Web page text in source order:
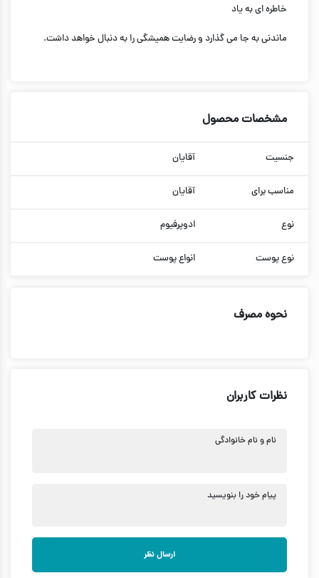
خاطره ای به یاد
ماندنی به جا می گذارد و رضایت همیشگی را به دنبال خواهد داشت.
مشخصات محصول
جنسیت آقایان
مناسب برای آقایان
نوع ادوپرفیوم
نوع پوست انواع پوست
نحوه مصرف
نظرات کاربران
نام و نام خانوادگی
پیام خود را بنویسید
ارسال نظر